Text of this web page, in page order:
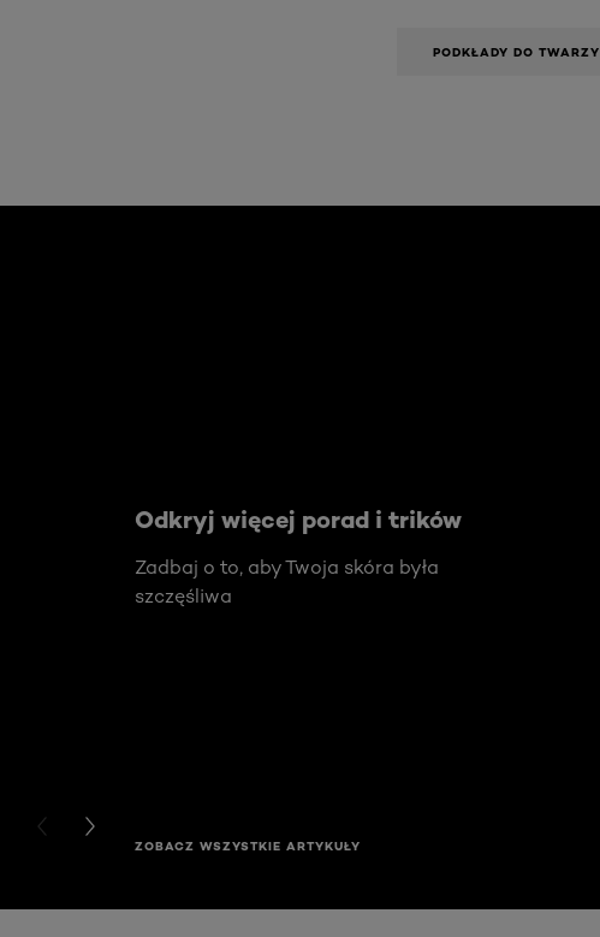
PODKŁADY DO TWARZY
Odkryj więcej porad i trików
Zadbaj o to, aby Twoja skóra była
szczęśliwa
PREVIOUS CARD
NEXT CARD
ZOBACZ WSZYSTKIE ARTYKUŁY